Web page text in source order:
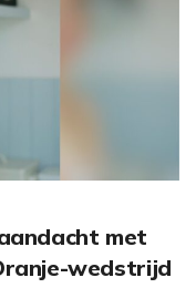
met
wedstrijd